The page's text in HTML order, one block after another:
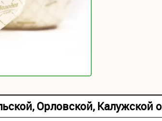
Орловской, Калужской